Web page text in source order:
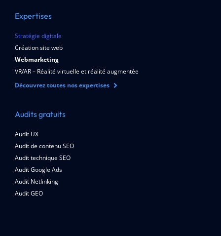
Expertises
Stratégie digitale
Création site web
Webmarketing
VR/AR – Réalité virtuelle et réalité augmentée
Découvrez toutes nos expertises
Audits gratuits
Audit UX
Audit de contenu SEO
Audit technique SEO
Audit Google Ads
Audit Netlinking
Audit GEO